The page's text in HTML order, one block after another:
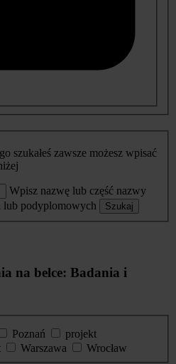
szukałeś zawsze możesz wpisać
Wpisz nazwę lub część nazwy
lub podyplomowych
Szukaj
na belce: Badania i
Poznań
projekt
Warszawa
Wrocław